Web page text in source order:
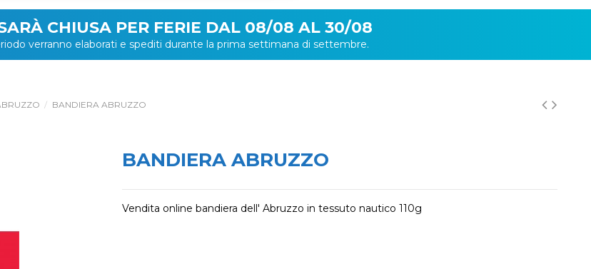
CHIUSA PER FERIE DAL 08/08 AL 30/08
verranno elaborati e spediti durante la prima settimana di settembre.
BANDIERA ABRUZZO
BANDIERA ABRUZZO
Vendita online bandiera dell' Abruzzo in tessuto nautico 110g